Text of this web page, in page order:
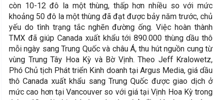
còn 10-12 đô la một thùng, thấp hơn nhiều so với mức
khoảng 50 đô la một thùng đã đạt được bảy năm trước, chủ
yếu do tình trạng tắc nghẽn đường ống. Việc hoàn thành
TMX đã giúp Canada xuất khẩu tới 890.000 thùng dầu thô
mỗi ngày sang Trung Quốc và châu Á, thu hút nguồn cung từ
vùng Trung Tây Hoa Kỳ và Bờ Vịnh. Theo Jeff Kralowetz,
Phó Chủ tịch Phát triển Kinh doanh tại Argus Media, giá dầu
thô Canada xuất khẩu sang Trung Quốc được giao dịch ở
mức cao hơn tại Vancouver so với giá tại Vịnh Hoa Kỳ trong